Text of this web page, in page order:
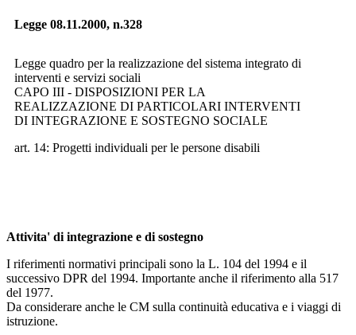
Legge 08.11.2000, n.328
Legge quadro per la realizzazione del sistema integrato di
interventi e servizi sociali
CAPO III - DISPOSIZIONI PER LA
REALIZZAZIONE DI PARTICOLARI INTERVENTI
DI INTEGRAZIONE E SOSTEGNO SOCIALE
art. 14: Progetti individuali per le persone disabili
Attivita' di integrazione e di sostegno
I riferimenti normativi principali sono la L. 104 del 1994 e il
successivo DPR del 1994. Importante anche il riferimento alla 517
del 1977.
Da considerare anche le CM sulla continuità educativa e i viaggi di
istruzione.